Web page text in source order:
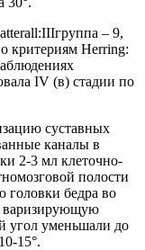
– 9,
критериям Herring:
IV (в) стадии по
суставных
каналы в
2-3 мл клеточно-
полости
головки бедра во
варизирующую
угол уменьшали до
15°.